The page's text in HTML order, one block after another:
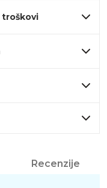
troškovi
Recenzije